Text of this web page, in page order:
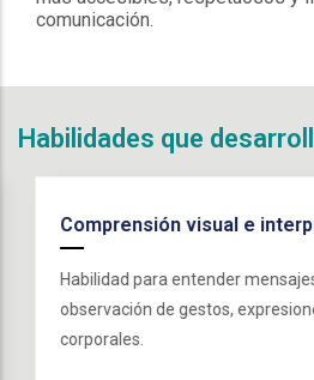
comunicación.
Habilidades que
Comprensión visual e
Habilidad para entender mensajes
observación de gestos,
corporales.